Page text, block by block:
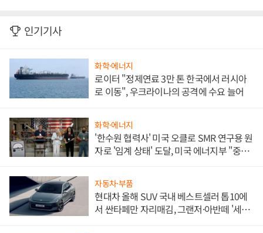
인기기사
화학·에너지
로이터 "정제연료 3만 톤 한국에서 러시아
로 이동", 우크라이나의 공격에 수요 늘어
화학·에너지
'한수원 협력사' 미국 오클로 SMR 연구용 원
자로 '임계 상태' 도달, 미국 에너지부 "중요
자동차·부품
현대차 올해 SUV 국내 베스트셀러 톱10에
서 싼타페만 자리매김, 그랜저·아반떼 '세단